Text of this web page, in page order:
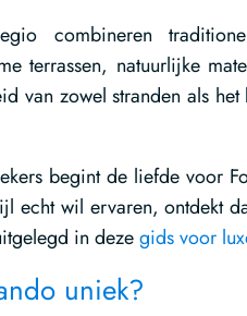
combineren
terrassen, natuurlijke
van zowel stranden als
begint de liefde voor
echt wil ervaren, ontdekt
in dezegids voor
uniek?